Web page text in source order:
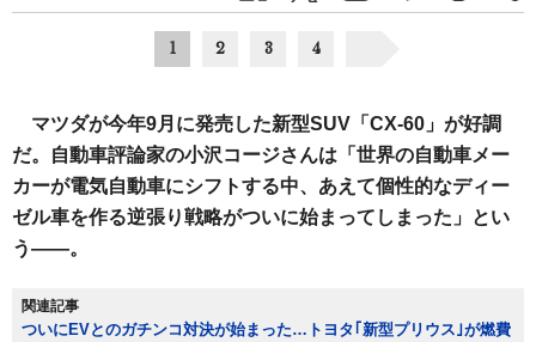
1 2 3 4
マツダが今年9月に発売した新型SUV「CX-60」が好調
だ。自動車評論家の小沢コージさんは「世界の自動車メー
カーが電気自動車にシフトする中、あえて個性的なディー
ゼル車を作る逆張り戦略がついに始まってしまった」とい
う――。
関連記事
ついにEVとのガチンコ対決が始まった…トヨタ｢新型プリウス｣が燃費